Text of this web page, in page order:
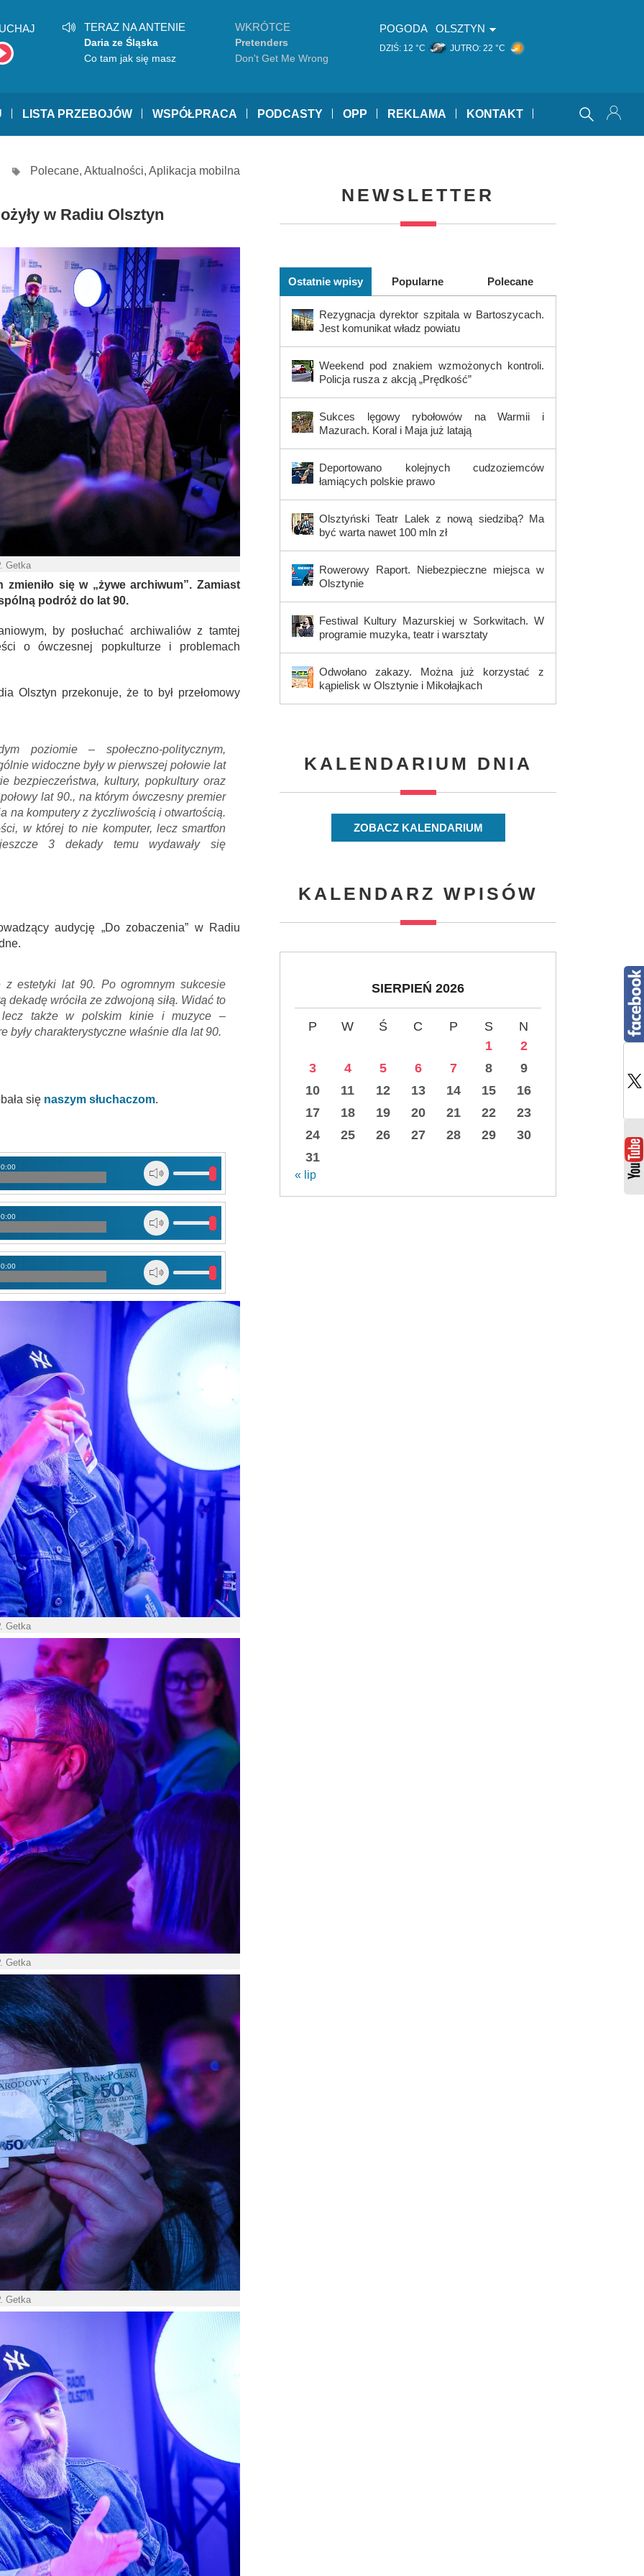
TERAZ NA ANTENIE
Daria ze Śląska
Co tam jak się masz
WKRÓTCE
Pretenders
Don't Get Me Wrong
POGODA OLSZTYN
DZIŚ: 12 °C JUTRO: 22 °C
LISTA PRZEBOJÓW WSPÓŁPRACA PODCASTY OPP REKLAMA KONTAKT
Polecane, Aktualności, Aplikacja mobilna
w Radiu Olsztyn
Getka
się w „żywe archiwum”. Zamiast
podróż do lat 90.
by posłuchać archiwaliów z tamtej
o ówczesnej popkulturze i problemach
Olsztyn przekonuje, że to był przełomowy
poziomie – społeczno-politycznym,
widoczne były w pierwszej połowie lat
bezpieczeństwa, kultury, popkultury oraz
lat 90., na którym ówczesny premier
na komputery z życzliwością i otwartością.
w której to nie komputer, lecz smartfon
3 dekady temu wydawały się
audycję „Do zobaczenia” w Radiu
estetyki lat 90. Po ogromnym sukcesie
dekadę wróciła ze zdwojoną siłą. Widać to
także w polskim kinie i muzyce –
były charakterystyczne właśnie dla lat 90.
się naszym słuchaczom.
Getka
Getka
Getka
NEWSLETTER
Ostatnie wpisy Popularne Polecane
Rezygnacja dyrektor szpitala w Bartoszycach.
Jest komunikat władz powiatu
Weekend pod znakiem wzmożonych kontroli.
Policja rusza z akcją „Prędkość”
Sukces lęgowy rybołowów na Warmii i
Mazurach. Koral i Maja już latają
Deportowano kolejnych cudzoziemców
łamiących polskie prawo
Olsztyński Teatr Lalek z nową siedzibą? Ma
być warta nawet 100 mln zł
Rowerowy Raport. Niebezpieczne miejsca w
Olsztynie
Festiwal Kultury Mazurskiej w Sorkwitach. W
programie muzyka, teatr i warsztaty
Odwołano zakazy. Można już korzystać z
kąpielisk w Olsztynie i Mikołajkach
KALENDARIUM DNIA
ZOBACZ KALENDARIUM
KALENDARZ WPISÓW
SIERPIEŃ 2026
P W Ś C P S
N
1
2
3
4 5 6 7 8
9
10
11 12 13 14 15
16
17
18 19 20 21 22
23
24
25 26 27 28 29
30
31
« lip